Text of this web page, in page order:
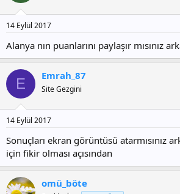
14 Eylül 2017
Alanya nın puanlarını paylaşır mısınız
E Emrah_87
Site Gezgini
14 Eylül 2017
Sonuçları ekran görüntüsü atarmısınız
için fikir olması açısından
omü_böte